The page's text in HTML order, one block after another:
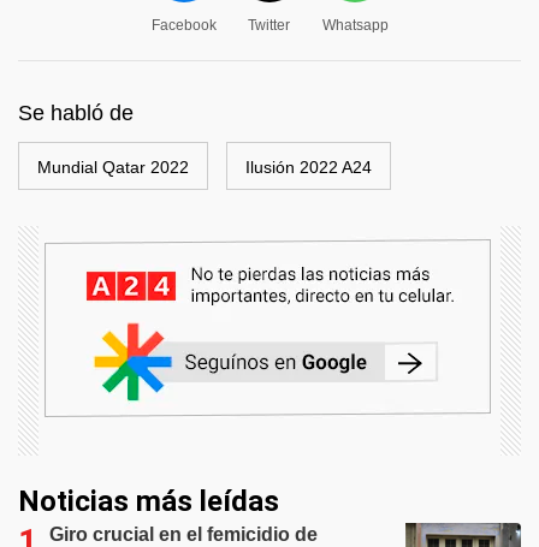
Facebook Twitter Whatsapp
Se habló de
Mundial Qatar 2022 Ilusión 2022 A24
Noticias más leídas
Giro crucial en el femicidio de